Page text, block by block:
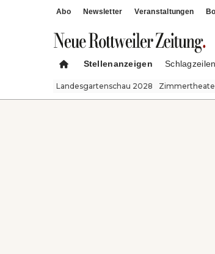
Abo Newsletter Veranstaltungen
Stellenanzeigen Schlagzeilen
Landesgartenschau 2028